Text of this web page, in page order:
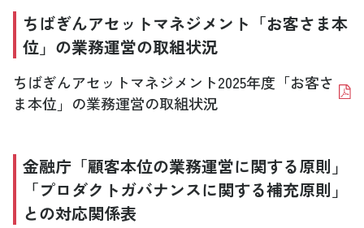
ちばぎんアセットマネジメント「お客さま本
位」の業務運営の取組状況
ちばぎんアセットマネジメント2025年度「お客さ
ま本位」の業務運営の取組状況
金融庁「顧客本位の業務運営に関する原則」
「プロダクトガバナンスに関する補充原則」
との対応関係表